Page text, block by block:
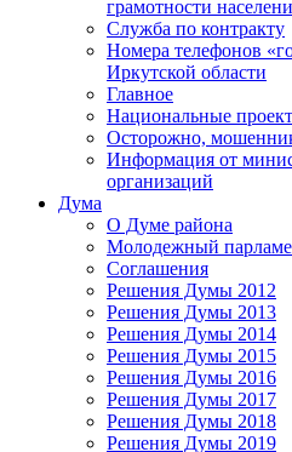
грамотности
Служба по контракту
Номера телефонов
Иркутской области
Главное
Национальные
Осторожно,
Информация от
организаций
Дума
О Думе района
Молодежный
Соглашения
Решения Думы 2012
Решения Думы 2013
Решения Думы 2014
Решения Думы 2015
Решения Думы 2016
Решения Думы 2017
Решения Думы 2018
Решения Думы 2019